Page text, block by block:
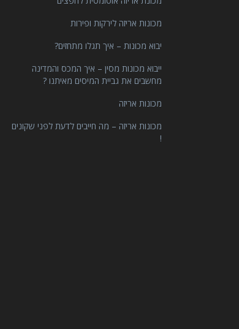
מכונות אריזה לירקות ופירות
יבוא מכונות – איך תגלו מתחזים?
ייבוא מכונות מסין – איך המכס והמדינה
מחשבים את גביית המיסים מאיתנו ?
מכונות אריזה
מכונות אריזה – מה חייבים לדעת לפני שקונים
!